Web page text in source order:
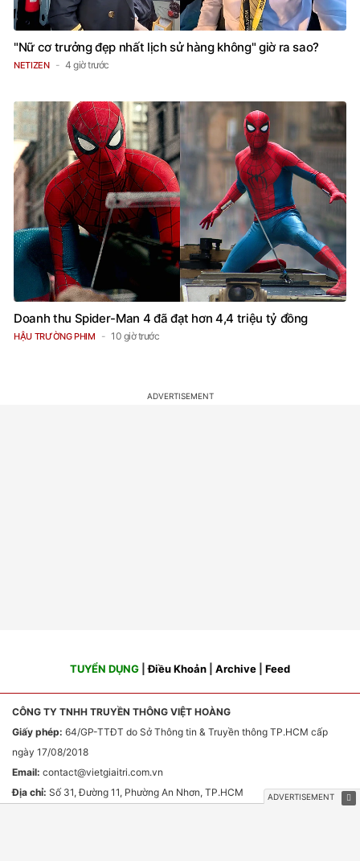
"Nữ cơ trưởng đẹp nhất lịch sử hàng không" giờ ra sao?
NETIZEN 4 giờ trước
Doanh thu Spider-Man 4 đã đạt hơn 4,4 triệu tỷ đồng
HẬU TRƯỜNG PHIM 10 giờ trước
TUYỂN DỤNG |Điều Khoản Archive Feed
CÔNG TY TNHH TRUYỀN THÔNG VIỆT HOÀNG
Giấy phép: 64/GP-TTĐT do Sở Thông tin & Truyền thông TP.HCM cấp
ngày 17/08/2018
Email: contact@vietgiaitri.com.vn
Địa chỉ: Số 31, Đường 11, Phường An Nhơn, TP.HCM